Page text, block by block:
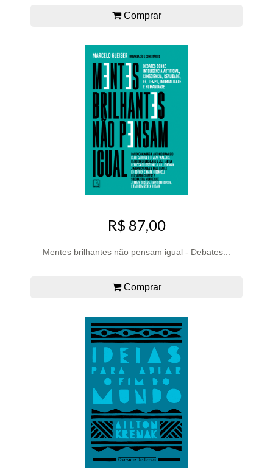
Comprar
R$ 87,00
Mentes brilhantes não pensam igual - Debates...
Comprar